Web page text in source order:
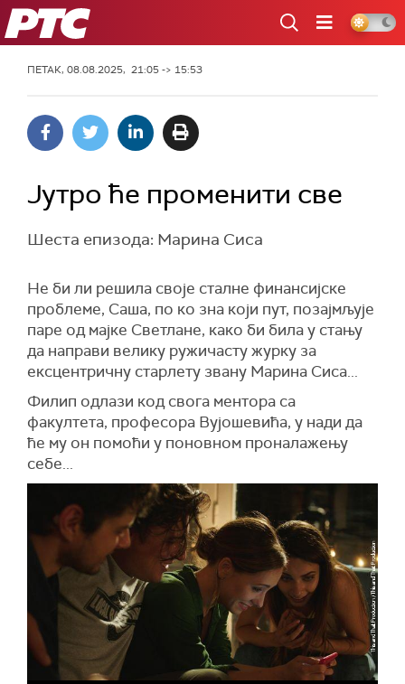
РТС
ПЕТАК, 08.08.2025, 21:05 -> 15:53
Јутро ће променити све
Шеста епизода: Maринa Сиса
Не би ли решила своје сталне финансијске
проблеме, Саша, по ко зна који пут, позајмљује
паре од мајке Светлане, како би била у стању
да направи велику ружичасту журку за
ексцентричну старлету звану Марина Сиса...
Филип одлази код свога ментора са
факултета, професора Вујошевића, у нади да
ће му он помоћи у поновном проналажењу
себе...